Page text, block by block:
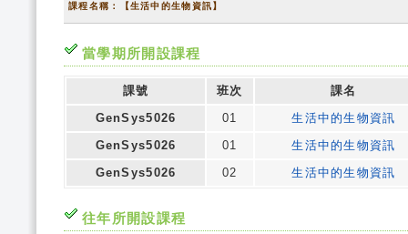
課程名稱：【生活中的生物資訊】
當學期所開設課程
課號 班次
課名
GenSys5026
01
生活中的生物資訊
GenSys5026
01
生活中的生物資訊
GenSys5026
02 生活中的生物資訊
往年所開設課程